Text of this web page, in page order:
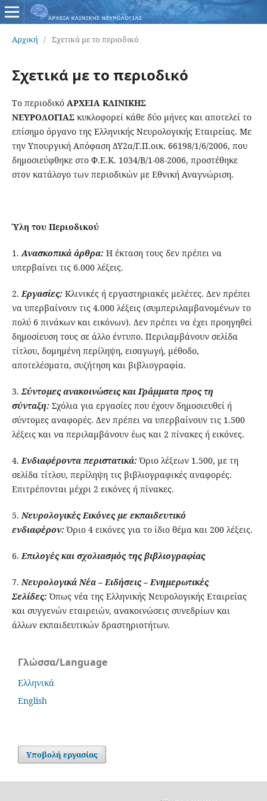
Αρχική / Σχετικά με το περιοδικό
Σχετικά με το περιοδικό
Το περιοδικό ΑΡΧΕΙΑ ΚΛΙΝΙΚΗΣ
ΝΕΥΡΟΛΟΓΙΑΣκυκλοφορεί κάθε δύο μήνες και αποτελεί το
επίσημο όργανο της Ελληνικής Νευρολογικής Εταιρείας. Με
την Υπουργική Απόφαση ΔΥ2α/Γ.Π.οικ. 66198/1/6/2006, που
δημοσιεύφθηκε στο Φ.Ε.Κ. 1034/Β/1-08-2006, προστέθηκε
στον κατάλογο των περιοδικών με Εθνική Αναγνώριση.
Ύλη του Περιοδικού
1.Ανασκοπικά άρθρα: H έκταση τους δεν πρέπει να
υπερβαίνει τις 6.000 λέξεις.
2.Eργασίες: Κλινικές ή εργαστηριακές μελέτες. Δεν πρέπει
να υπερβαίνουν τις 4.000 λέξεις (συμπεριλαμβανομένων το
πολύ 6 πινάκων και εικόνων). Δεν πρέπει να έχει προηγηθεί
δημοσίευση τους σε άλλο έντυπο. Περιλαμβάνουν σελίδα
τίτλου, δομημένη περίληψη, εισαγωγή, μέθοδο,
αποτελέσματα, συζήτηση και βιβλιογραφία.
3.Σύντομες ανακοινώσεις και Γράμματα προς τη
σύνταξη: Σχόλια για εργασίες που έχουν δημοσιευθεί ή
σύντομες αναφορές. Δεν πρέπει να υπερβαίνουν τις 1.500
λέξεις και να περιλαμβάνουν έως και 2 πίνακες ή εικόνες.
4.Ενδιαφέροντα περιστατικά: Όριο λέξεων 1.500, με τη
σελίδα τίτλου, περίληψη τις βιβλιογραφικές αναφορές.
Επιτρέπονται μέχρι 2 εικόνες ή πίνακες.
5.Νευρολογικές Εικόνες με εκπαιδευτικό
ενδιαφέρον: Όριο 4 εικόνες για το ίδιο θέμα και 200 λέξεις.
6.Επιλογές και σχολιασμός της βιβλιογραφίας
7.Νευρολογικά Νέα – Ειδήσεις – Ενημερωτικές
Σελίδες:Όπως νέα της Ελληνικής Νευρολογικής Εταιρείας
και συγγενών εταιρειών, ανακοινώσεις συνεδρίων και
άλλων εκπαιδευτικών δραστηριοτήτων.
Γλώσσα/Language
Ελληνικά
English
Υποβολή εργασίας